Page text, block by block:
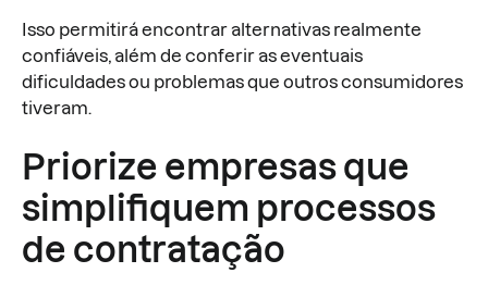
Isso permitirá encontrar alternativas realmente
confiáveis, além de conferir as eventuais
dificuldades ou problemas que outros consumidores
tiveram.
Priorize empresas que
simplifiquem processos
de contratação